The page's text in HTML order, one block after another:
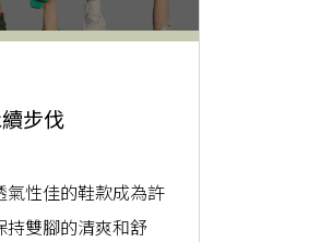
步伐
氣性佳的鞋款成為許
持雙腳的清爽和舒